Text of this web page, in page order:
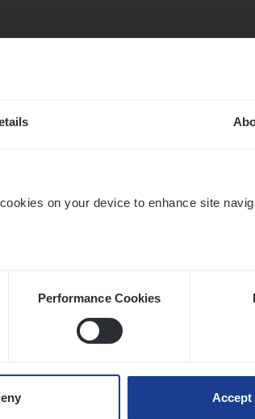
on your device to enhance site
Performance Cookies
Accept